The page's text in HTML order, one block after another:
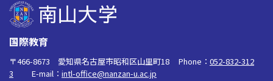
国際教育
〒466-8673 愛知県名古屋市昭和区山里町18 Phone： 052-832-312
3
E-mail： intl-office@nanzan-u.ac.jp